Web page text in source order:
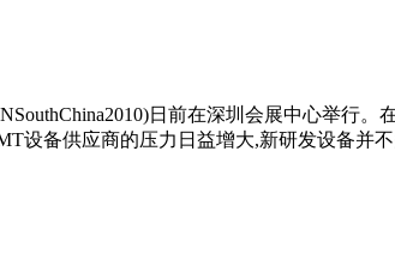
日前在深圳会展中心举行
设备供应商的压力日益增大,新研发设备并